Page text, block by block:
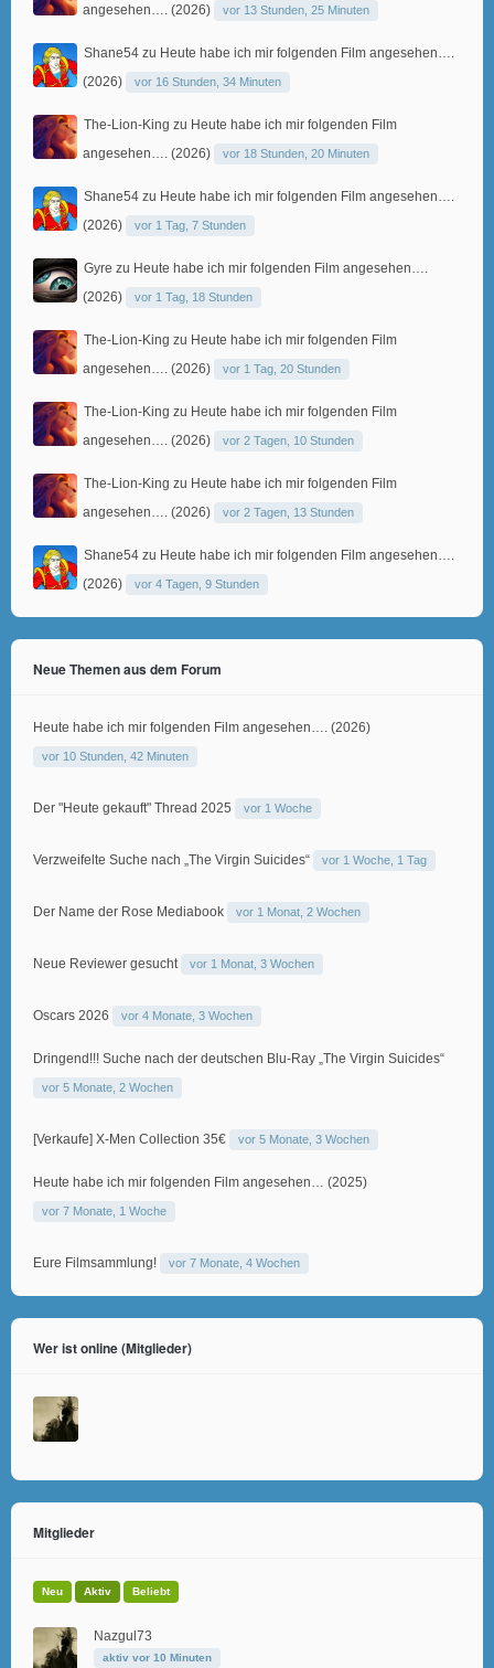
angesehen…. (2026)
vor 13 Stunden, 25 Minuten
Shane54 zu Heute habe ich mir folgenden Film angesehen….
(2026)
vor 16 Stunden, 34 Minuten
The-Lion-King zu Heute habe ich mir folgenden Film
angesehen…. (2026)
vor 18 Stunden, 20 Minuten
Shane54 zu Heute habe ich mir folgenden Film angesehen….
(2026)
vor 1 Tag, 7 Stunden
Gyre zu Heute habe ich mir folgenden Film angesehen….
(2026)
vor 1 Tag, 18 Stunden
The-Lion-King zu Heute habe ich mir folgenden Film
angesehen…. (2026)
vor 1 Tag, 20 Stunden
The-Lion-King zu Heute habe ich mir folgenden Film
angesehen…. (2026)
vor 2 Tagen, 10 Stunden
The-Lion-King zu Heute habe ich mir folgenden Film
angesehen…. (2026)
vor 2 Tagen, 13 Stunden
Shane54 zu Heute habe ich mir folgenden Film angesehen….
(2026)
vor 4 Tagen, 9 Stunden
Neue Themen aus dem Forum
Heute habe ich mir folgenden Film angesehen…. (2026)
vor 10 Stunden, 42 Minuten
Der "Heute gekauft" Thread 2025 vor 1 Woche
Verzweifelte Suche nach „The Virgin Suicides“ vor 1 Woche, 1 Tag
Der Name der Rose Mediabook vor 1 Monat, 2 Wochen
Neue Reviewer gesucht vor 1 Monat, 3 Wochen
Oscars 2026 vor 4 Monate, 3 Wochen
Dringend!!! Suche nach der deutschen Blu-Ray „The Virgin Suicides“
vor 5 Monate, 2 Wochen
[Verkaufe] X-Men Collection 35€ vor 5 Monate, 3 Wochen
Heute habe ich mir folgenden Film angesehen… (2025)
vor 7 Monate, 1 Woche
Eure Filmsammlung! vor 7 Monate, 4 Wochen
Wer ist online (Mitglieder)
Mitglieder
Neu Aktiv Beliebt
Nazgul73
aktiv vor 10 Minuten